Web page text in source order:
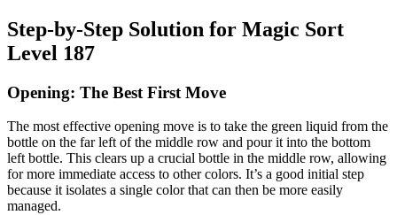
Step-by-Step Solution for Magic Sort
Level 187
Opening: The Best First Move
The most effective opening move is to take the green liquid from the
bottle on the far left of the middle row and pour it into the bottom
left bottle. This clears up a crucial bottle in the middle row, allowing
for more immediate access to other colors. It’s a good initial step
because it isolates a single color that can then be more easily
managed.